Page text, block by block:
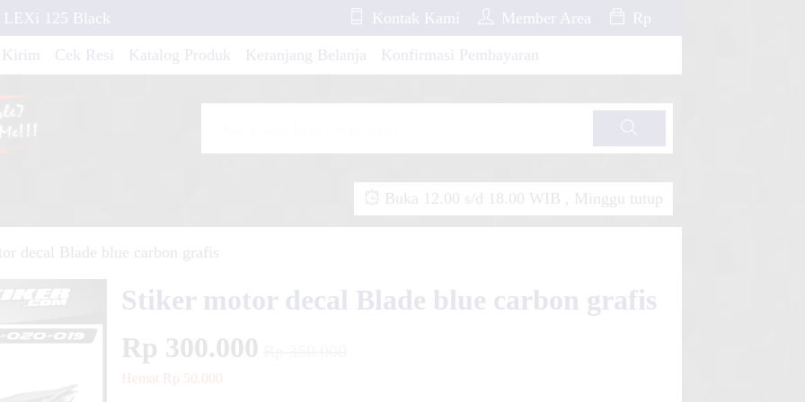
LEXi 125 Black
and Purple
New 2020 Red
Revo Blue Silver
Kontak Kami Member Area Rp
Kirim Cek Resi Katalog Produk Keranjang Belanja Konfirmasi Pembayaran
Cari
Buka 12.00 s/d 18.00 WIB , Minggu tutup
decal Blade blue carbon grafis
Stiker motor decal Blade blue carbon grafis
Rp 300.000
Hemat Rp 50.000